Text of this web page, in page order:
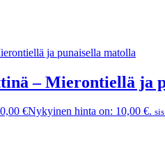
– Mierontiellä ja
€Nykyinen hinta on: 10,00 €.